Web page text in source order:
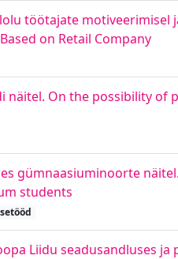
töötajate motiveerimisel
on Retail Company
On the possibility of
gümnaasiuminoorte
students
Liidu seadusandluses